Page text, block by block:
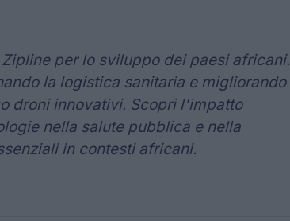
per lo sviluppo dei paesi africani.
la logistica sanitaria e migliorando
droni innovativi. Scopri l'impatto
nella salute pubblica e nella
in contesti africani.